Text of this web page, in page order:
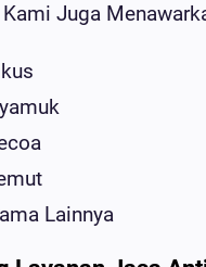
Juga
Lainnya